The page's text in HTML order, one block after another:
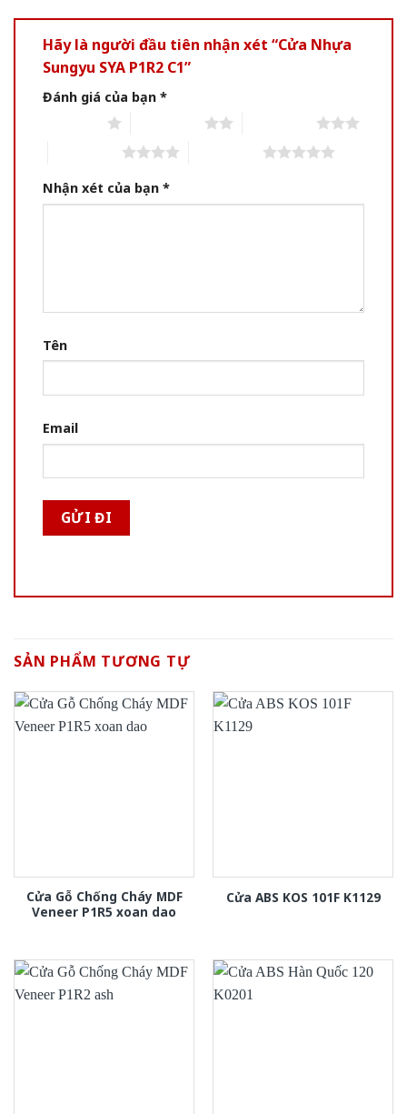
Hãy là người đầu tiên nhận xét “Cửa Nhựa
Sungyu SYA P1R2 C1”
Đánh giá của bạn *
Nhận xét của bạn *
Tên
Email
SẢN PHẨM TƯƠNG TỰ
Cửa Gỗ Chống Cháy MDF
Veneer P1R5 xoan dao
Cửa ABS KOS 101F K1129